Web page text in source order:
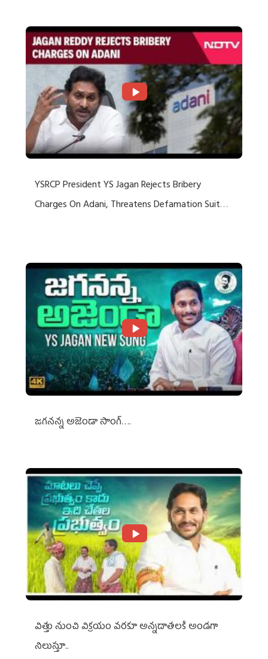
YSRCP President YS Jagan Rejects Bribery
Charges On Adani, Threatens Defamation Suit
జగనన్న అజెండా సాంగ్….
విత్తు నుంచి విక్రయం వరకూ అన్నదాతలకి అండగా
నిలుస్తూ..